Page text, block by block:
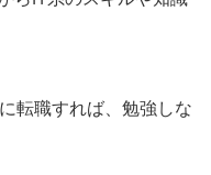
転職すれば、勉強しな